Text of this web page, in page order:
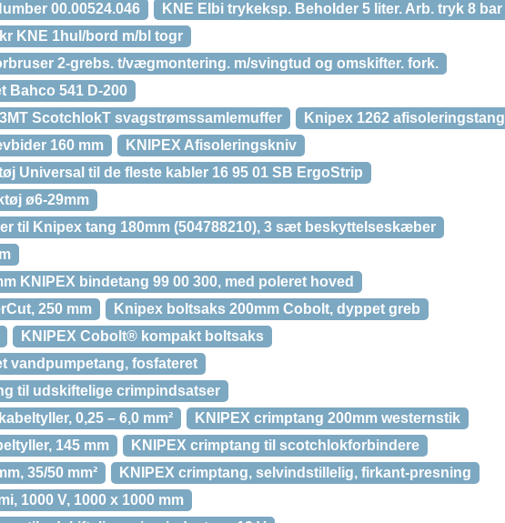
00.00524.046
KNE Elbi trykeksp. Beholder 5 liter. Arb. tryk 8 bar
KNE 1hul/bord m/bl togr
2-grebs. t/vægmontering. m/svingtud og omskifter. fork.
Bahco 541 D-200
ScotchlokT svagstrømssamlemuffer
Knipex 1262 afisoleringstang
160 mm
KNIPEX Afisoleringskniv
Universal til de fleste kabler 16 95 01 SB ErgoStrip
ø6-29mm
til Knipex tang 180mm (504788210), 3 sæt beskyttelseskæber
KNIPEX bindetang 99 00 300, med poleret hoved
250 mm
Knipex boltsaks 200mm Cobolt, dyppet greb
KNIPEX Cobolt® kompakt boltsaks
vandpumpetang, fosfateret
til udskiftelige crimpindsatser
0,25 – 6,0 mm²
KNIPEX crimptang 200mm westernstik
145 mm
KNIPEX crimptang til scotchlokforbindere
35/50 mm²
KNIPEX crimptang, selvindstillelig, firkant-presning
1000 V, 1000 x 1000 mm